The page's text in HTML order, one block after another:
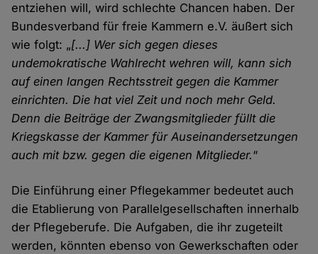
entziehen will, wird schlechte Chancen haben. Der
Bundesverband für freie Kammern e.V. äußert sich
wie folgt: „[...] Wer sich gegen dieses
undemokratische Wahlrecht wehren will, kann sich
auf einen langen Rechtsstreit gegen die Kammer
einrichten. Die hat viel Zeit und noch mehr Geld.
Denn die Beiträge der Zwangsmitglieder füllt die
Kriegskasse der Kammer für Auseinandersetzungen
auch mit bzw. gegen die eigenen Mitglieder.“
Die Einführung einer Pflegekammer bedeutet auch
die Etablierung von Parallelgesellschaften innerhalb
der Pflegeberufe. Die Aufgaben, die ihr zugeteilt
werden, könnten ebenso von Gewerkschaften oder